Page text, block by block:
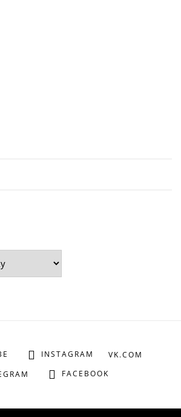
INSTAGRAM
VK.COM
FACEBOOK